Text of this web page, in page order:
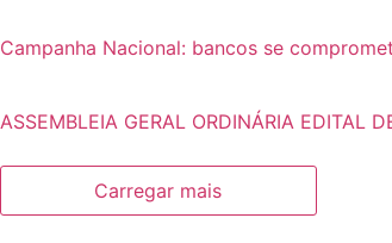
Campanha Nacional: bancos se
ASSEMBLEIA GERAL ORDINÁRIA EDITAL
Carregar mais